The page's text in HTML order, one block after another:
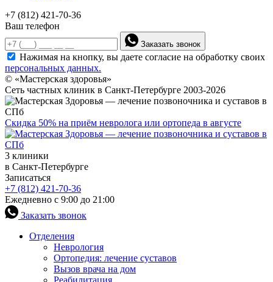
+7 (812) 421-70-36
Ваш телефон
Заказать звонок
Нажимая на кнопку, вы даете согласие на обработку своих
персональных данных.
© «Мастерская здоровья»
Сеть частных клиник в Санкт-Петербурге 2003-2026
Скидка 50% на приём невролога или ортопеда в августе
3 клиники
в Санкт-Петербурге
Записаться
+7 (812) 421-70-36
Ежедневно с 9:00 до 21:00
Заказать звонок
Отделения
Неврология
Ортопедия: лечение суставов
Вызов врача на дом
Реабилитация